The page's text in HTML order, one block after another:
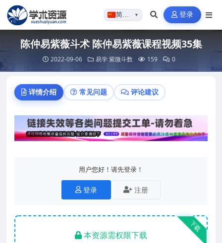
简体…▼ 登录
陈仲易紫薇斗术 陈仲易紫薇课程视频35集
2022-09-06 易学紫微斗数 159 0
详情介绍 常见问题 评论建议
用户您好！请先登录！
登录 注册
下载
本资源需权限下载